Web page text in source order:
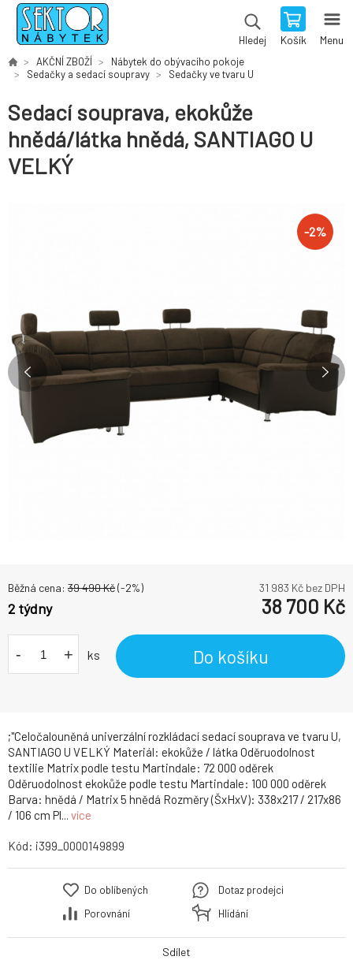
Hledej Košík Menu
AKČNÍ ZBOŽÍ
Nábytek do obývacího pokoje
Sedačky a sedací soupravy
Sedačky ve tvaru U
Sedací souprava, ekokůže
hnědá/látka hnědá, SANTIAGO U
VELKÝ
-2%
;"Celočalouněná univerzální rozkládací sedací souprava ve tvaru U,
SANTIAGO U VELKÝ Materiál: ekokůže / látka Oděruodolnost
textilie Matrix podle testu Martindale: 72 000 oděrek
Oděruodolnost ekokůže podle testu Martindale: 100 000 oděrek
Barva: hnědá / Matrix 5 hnědá Rozměry (ŠxHxV): 338x217 / 217x86
/ 106 cm Pl... více
Běžná cena: 39 490Kč(-2%) 31 983 Kč bez DPH
2 týdny 38 700 Kč
- + ks Do košíku
Kód: i399_0000149899
Do oblíbených
Porovnání
Dotaz prodejci
Hlídání
Sdílet